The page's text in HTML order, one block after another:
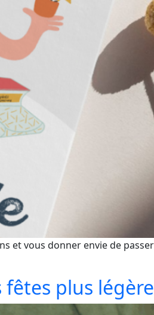
et vous donner envie de
plus